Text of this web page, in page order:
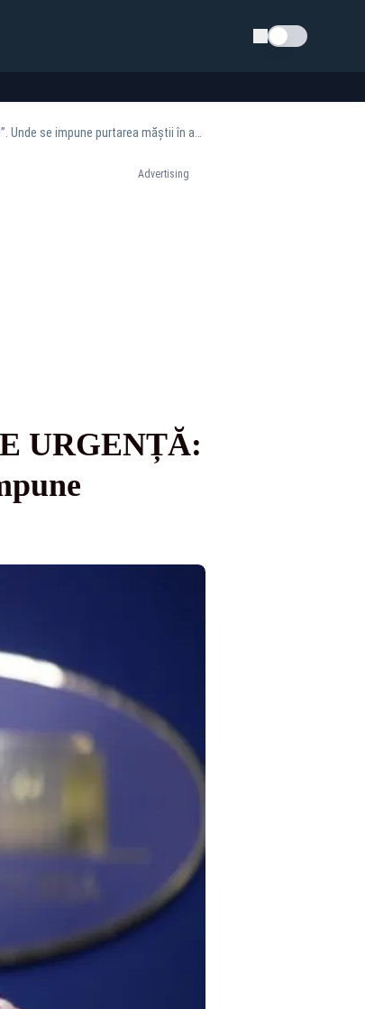
Schimba tema
Advertising
URGENȚĂ: